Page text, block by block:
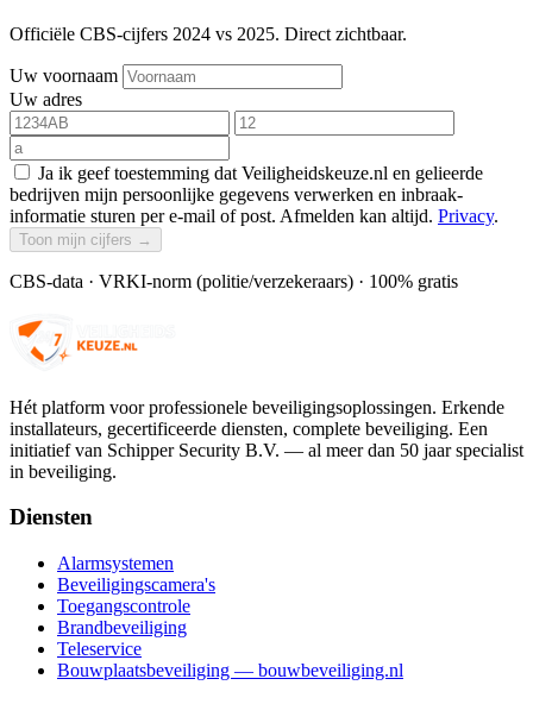
Officiële CBS-cijfers 2024 vs 2025. Direct zichtbaar.
Uw voornaam
Uw adres
Ja ik geef toestemming dat Veiligheidskeuze.nl en gelieerde
bedrijven mijn persoonlijke gegevens verwerken en inbraak-
informatie sturen per e-mail of post. Afmelden kan altijd. Privacy.
Toon mijn cijfers →
CBS-data · VRKI-norm (politie/verzekeraars) · 100% gratis
Hét platform voor professionele beveiligingsoplossingen. Erkende
installateurs, gecertificeerde diensten, complete beveiliging. Een
initiatief van Schipper Security B.V. — al meer dan 50 jaar specialist
in beveiliging.
Diensten
Alarmsystemen
Beveiligingscamera's
Toegangscontrole
Brandbeveiliging
Teleservice
Bouwplaatsbeveiliging — bouwbeveiliging.nl